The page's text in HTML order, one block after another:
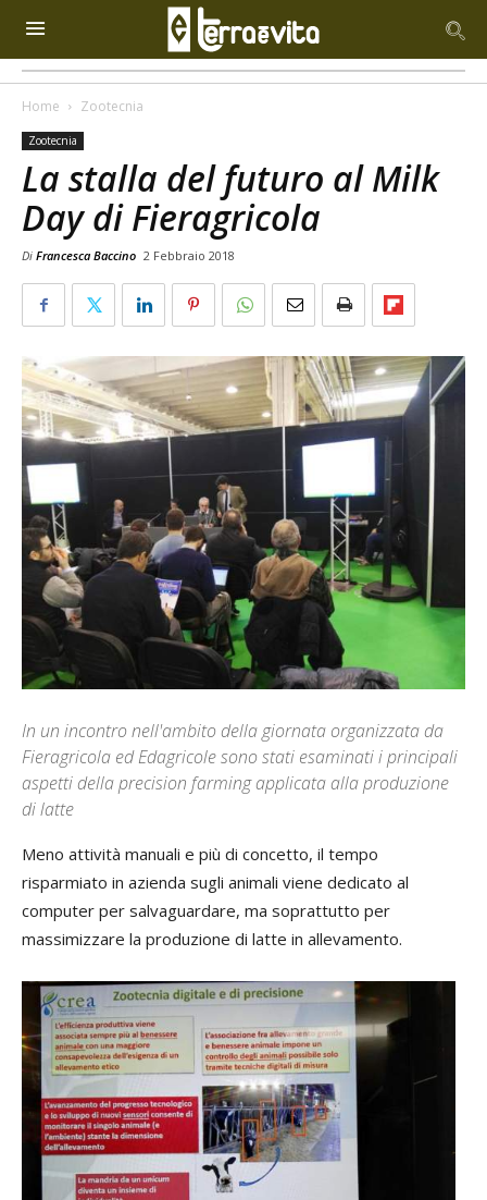
Home Zootecnia
Zootecnia
La stalla del futuro al Milk
Day di Fieragricola
Di Francesca Baccino 2 Febbraio 2018
In un incontro nell'ambito della giornata organizzata da
Fieragricola ed Edagricole sono stati esaminati i principali
aspetti della precision farming applicata alla produzione
di latte
Meno attività manuali e più di concetto, il tempo
risparmiato in azienda sugli animali viene dedicato al
computer per salvaguardare, ma soprattutto per
massimizzare la produzione di latte in allevamento.